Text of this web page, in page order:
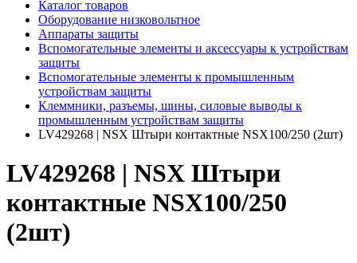
Каталог товаров
Оборудование низковольтное
Аппараты защиты
Вспомогательные элементы и аксессуары к устройствам
защиты
Вспомогательные элементы к промышленным
устройствам защиты
Клеммники, разъемы, шины, силовые выводы к
промышленным устройствам защиты
LV429268 | NSX Штыри контактные NSX100/250 (2шт)
LV429268 | NSX Штыри
контактные NSX100/250
(2шт)